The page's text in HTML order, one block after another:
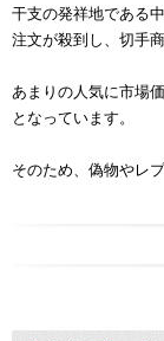
干支の発祥地である
注文が殺到し、切手
あまりの人気に市場
となっています。
そのため、偽物やレ